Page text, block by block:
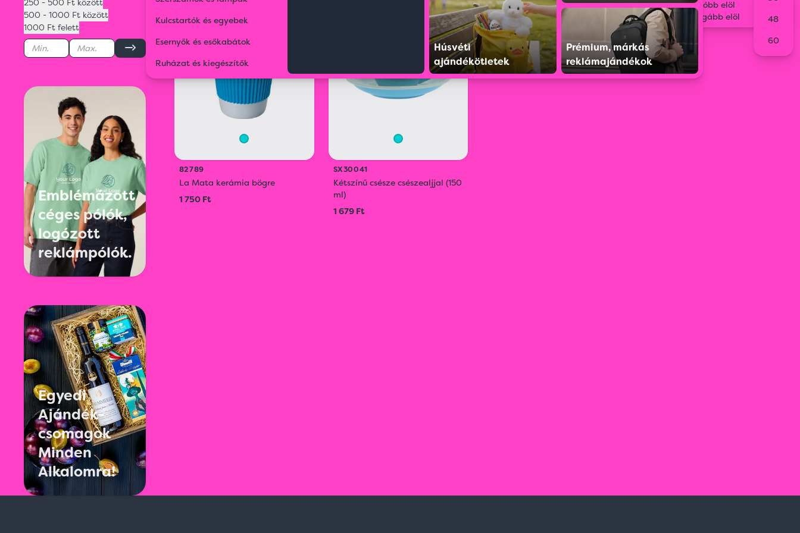
Kulcstartók és egyebek
Esernyők és esőkabátok
Ruházat és kiegészítők
Húsvéti
ajándékötletek
Prémium, márkás
reklámajándékok
250 - 500 Ft között
500 - 1000 Ft között
1000 Ft felett
Emblémázott
céges pólók,
logózott
reklámpólók.
Egyedi
Ajándék-
csomagok
Minden
Alkalomra!
Legolcsóbb elöl
Legdrágább elöl
48
60
82789
La Mata kerámia bögre
1 750 Ft
SX30041
Kétszínű csésze csészealjjal (150
ml)
1 679 Ft